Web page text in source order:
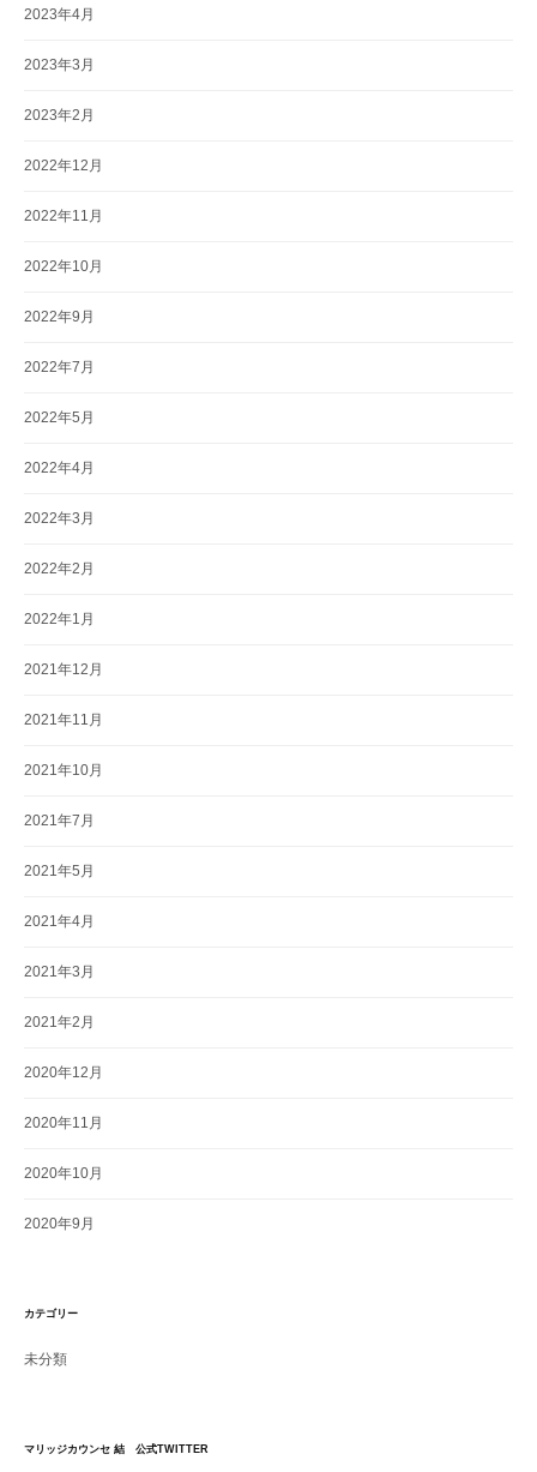
2023年4月
2023年3月
2023年2月
2022年12月
2022年11月
2022年10月
2022年9月
2022年7月
2022年5月
2022年4月
2022年3月
2022年2月
2022年1月
2021年12月
2021年11月
2021年10月
2021年7月
2021年5月
2021年4月
2021年3月
2021年2月
2020年12月
2020年11月
2020年10月
2020年9月
カテゴリー
未分類
マリッジカウンセ 結 公式TWITTER